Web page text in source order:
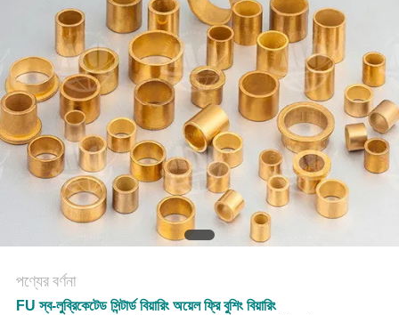
PRIVACY
POLICY
পণ্যের বর্ণনা
FU স্ব-লুব্রিকেটেড সিন্টার্ড বিয়ারিং অয়েল ফ্রি বুশিং বিয়ারিং